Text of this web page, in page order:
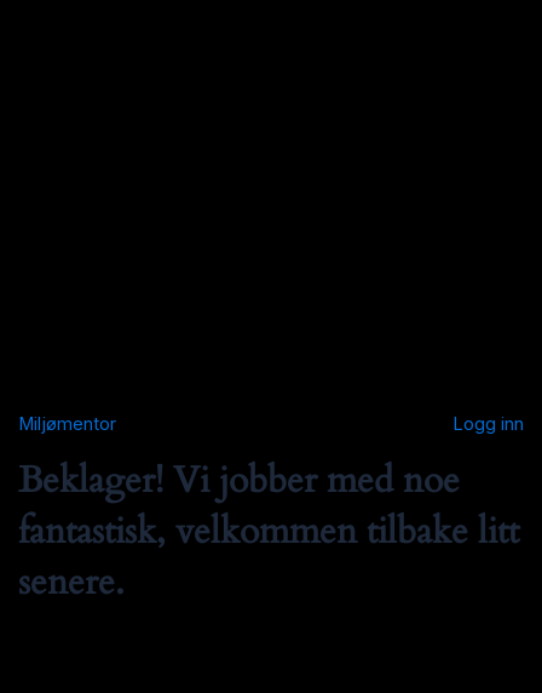
Miljømentor Logg inn
Beklager! Vi jobber med noe
fantastisk, velkommen tilbake litt
senere.